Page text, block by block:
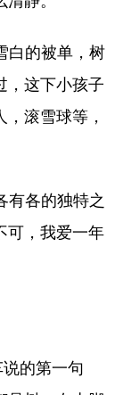
白的被单，树
，这下小孩子
滚雪球等，
有各的独特之
可，我爱一年
说的第一句